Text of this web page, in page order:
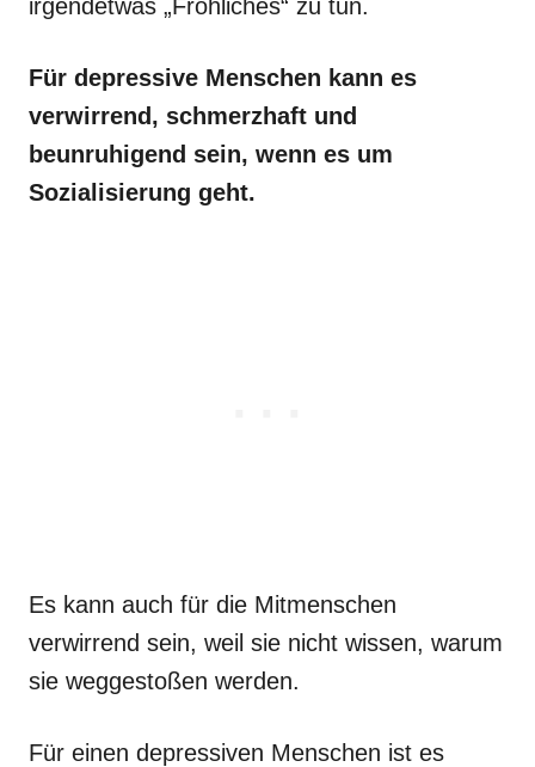
irgendetwas „Fröhliches“ zu tun.
Für depressive Menschen kann es
verwirrend, schmerzhaft und
beunruhigend sein, wenn es um
Sozialisierung geht.
Es kann auch für die Mitmenschen
verwirrend sein, weil sie nicht wissen, warum
sie weggestoßen werden.
Für einen depressiven Menschen ist es